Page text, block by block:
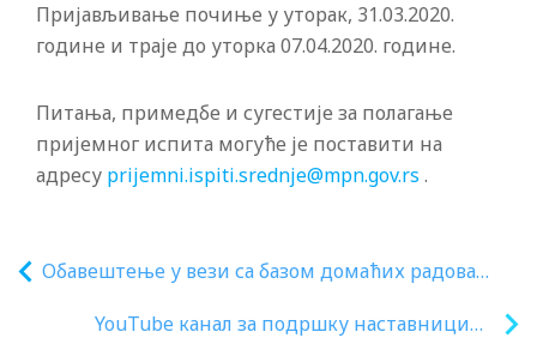
Пријављивање почиње у уторак, 31.03.2020.
године и траје до уторка 07.04.2020. године.
Питања, примедбе и сугестије за полагање
пријемног испита могуће је поставити на
адресу prijemni.ispiti.srednje@mpn.gov.rs .
Обавештење у вези са базом домаћих радова
YouTube канал за подршку наставницима